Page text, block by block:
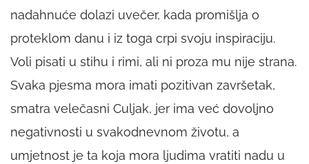
nadahnuće dolazi uvečer, kada promišlja o
proteklom danu i iz toga crpi svoju inspiraciju.
Voli pisati u stihu i rimi, ali ni proza mu nije strana.
Svaka pjesma mora imati pozitivan završetak,
smatra velečasni Culjak, jer ima već dovoljno
negativnosti u svakodnevnom životu, a
umjetnost je ta koja mora ljudima vratiti nadu u